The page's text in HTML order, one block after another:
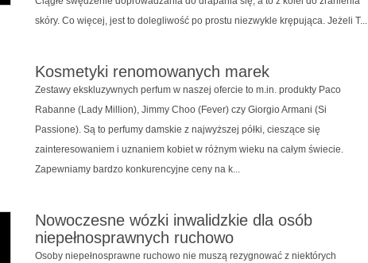
skóry. Co więcej, jest to dolegliwość po prostu niezwykle krępująca. Jeżeli T...
Kosmetyki renomowanych marek
Zestawy ekskluzywnych perfum w naszej ofercie to m.in. produkty Paco
Rabanne (Lady Million), Jimmy Choo (Fever) czy Giorgio Armani (Si
Passione). Są to perfumy damskie z najwyższej półki, cieszące się
zainteresowaniem i uznaniem kobiet w różnym wieku na całym świecie.
Zapewniamy bardzo konkurencyjne ceny na k...
Nowoczesne wózki inwalidzkie dla osób
niepełnosprawnych ruchowo
Osoby niepełnosprawne ruchowo nie muszą rezygnować z niektórych